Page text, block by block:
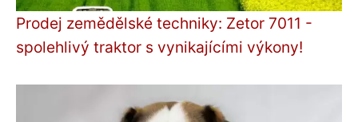
Prodej zemědělské techniky: Zetor 7011 -
spolehlivý traktor s vynikajícími výkony!